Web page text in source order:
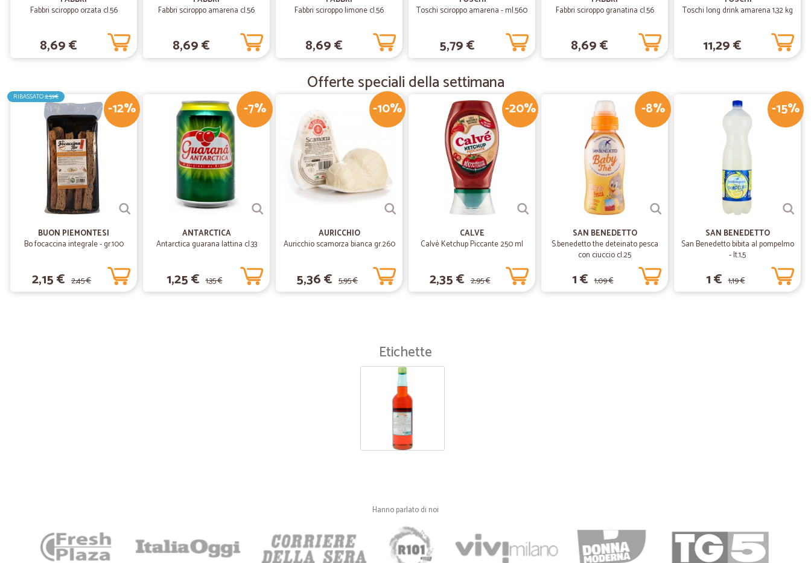
Tutto bene anche se la consegna è stata più lunga del previsto ma non era colpa loro ma
Roberto A.
tutto perfetto
tutto perfetto
25/07/2019
Mi piace e mi trovo molto bene prodotti…
Mi piace e mi trovo molto bene prodotti ottimi e servizio eccellente lo consiglio
Fabbri sciroppo orzata cl.56
8,69 €
Fabbri sciroppo amarena cl.56
8,69 €
Fabbri sciroppo limone cl.56
8,69 €
Toschi sciroppo amarena - ml.560
5,79 €
Fabbri sciroppo granatina cl.56
8,69 €
Toschi long drink amarena 1,32 kg
11,29 €
Offerte speciali della settimana
-12%
RIBASSATO2,59€
BUON PIEMONTESI
Bo focaccina integrale - gr.100
2,15 € 2,45 €
-7%
ANTARCTICA
Antarctica guarana lattina cl.33
1,25 € 1,35 €
-10%
AURICCHIO
Auricchio scamorza bianca gr.260
5,36 € 5,95 €
-20%
CALVE
Calvè Ketchup Piccante 250 ml
2,35 € 2,95 €
-8%
SAN BENEDETTO
S.benedetto the deteinato pesca
con ciuccio cl.25
1 € 1,09 €
-15%
SAN BENEDETTO
San Benedetto bibita al pompelmo
- lt.1,5
1 € 1,19 €
Etichette
Hanno parlato di noi